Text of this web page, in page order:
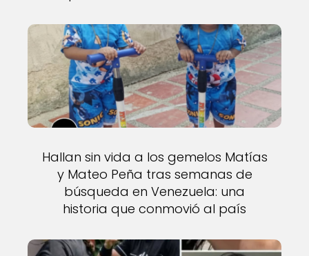
Hallan sin vida a los gemelos Matías
y Mateo Peña tras semanas de
búsqueda en Venezuela: una
historia que conmovió al país